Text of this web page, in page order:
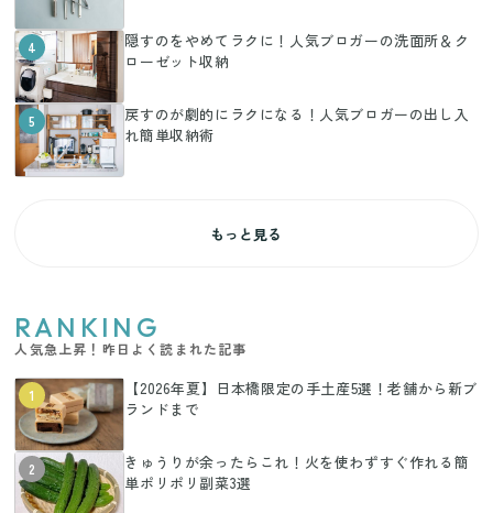
4
隠すのをやめてラクに！人気ブロガーの洗面所＆ク
ローゼット収納
5
戻すのが劇的にラクになる！人気ブロガーの出し入
れ簡単収納術
もっと見る
RANKING
人気急上昇！昨日よく読まれた記事
1
【2026年夏】日本橋限定の手土産5選！老舗から新ブ
ランドまで
2
きゅうりが余ったらこれ！火を使わずすぐ作れる簡
単ポリポリ副菜3選